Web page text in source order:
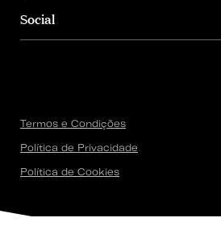
Social
Termos e Condições
Política de Privacidade
Política de Cookies